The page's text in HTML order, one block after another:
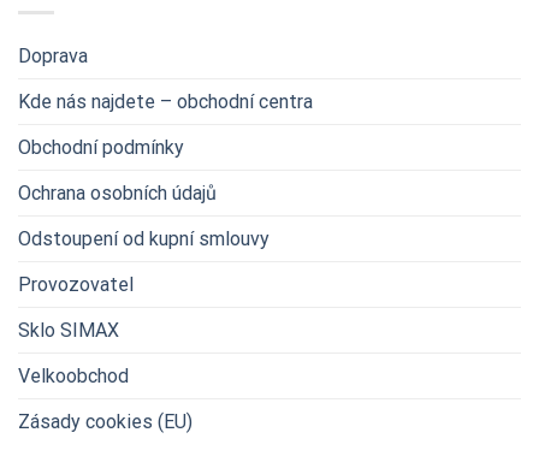
Doprava
Kde nás najdete – obchodní centra
Obchodní podmínky
Ochrana osobních údajů
Odstoupení od kupní smlouvy
Provozovatel
Sklo SIMAX
Velkoobchod
Zásady cookies (EU)